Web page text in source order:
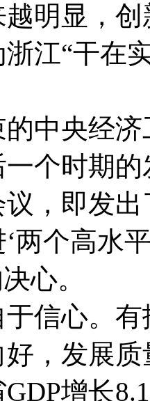
明显，
江“干在
央经济
个时期
，即发
两个高水
心。
心。有
，发展
增长